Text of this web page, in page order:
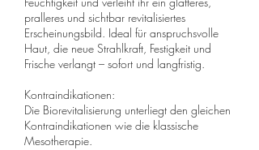
pralleres und sichtbar revitalisiertes
Erscheinungsbild. Ideal für anspruchsvolle
Haut, die neue Strahlkraft, Festigkeit und
Frische verlangt – sofort und langfristig.
Kontraindikationen:
Die Biorevitalisierung unterliegt den gleichen
Kontraindikationen wie die klassische
Mesotherapie.